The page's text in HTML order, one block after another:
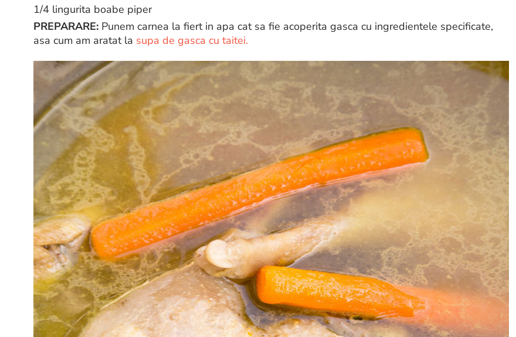
1/4 lingurita boabe piper
PREPARARE: Punem carnea la fiert in apa cat sa fie acoperita gasca cu ingredientele specificate,
asa cum am aratat la supa de gasca cu taitei.